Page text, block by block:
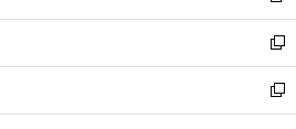
開
く
ウ
で
開
く
ン
ド
ウ
で
開
ウ
ィ
ン
ド
ウ
し
い
ウ
ィ
ン
新
し
い
ウ
新
し